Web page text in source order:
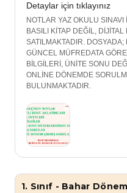
Detaylar için tıklayınız
NOTLAR YAZ OKULU
BASILI KİTAP DEĞİL,
SATILMAKTADIR.
GÜNCEL MÜFREDATA
BİLGİLERİ, ÜNİTE SONU
ONLİNE DÖNEMDE
BULUNMAKTADIR.
1. Sınıf - Bahar